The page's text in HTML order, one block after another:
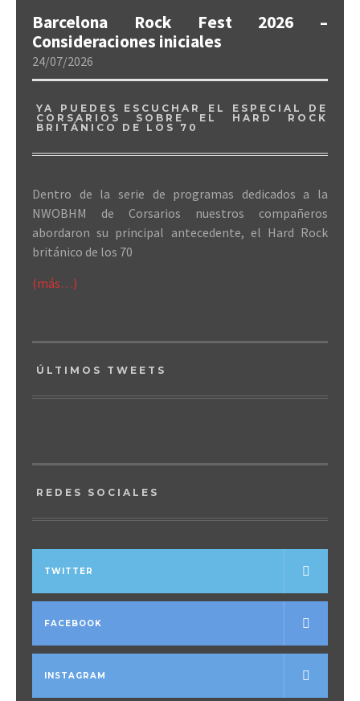
Barcelona Rock Fest 2026 –
Consideraciones iniciales
24/07/2026
YA PUEDES ESCUCHAR EL ESPECIAL DE
CORSARIOS SOBRE EL HARD ROCK
BRITÁNICO DE LOS 70
Dentro de la serie de programas dedicados a la
NWOBHM de Corsarios nuestros compañeros
abordaron su principal antecedente, el Hard Rock
británico de los 70
(más…)
ÚLTIMOS TWEETS
REDES SOCIALES
TWITTER
FACEBOOK
INSTAGRAM